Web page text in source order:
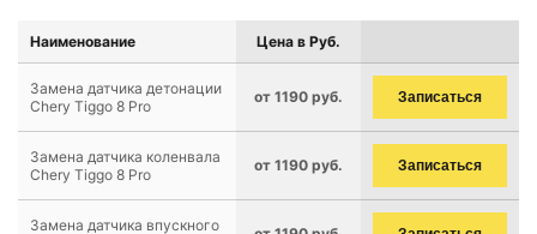
Наименование Цена в Руб.
Замена датчика детонации
Chery Tiggo 8 Pro
от 1190 руб. Записаться
Замена датчика коленвала
Chery Tiggo 8 Pro
от 1190 руб. Записаться
Замена датчика впускного